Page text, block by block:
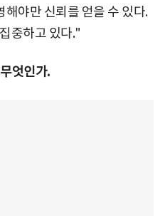
야만 신뢰를 얻을 수 있다.
중하고 있다."
엇인가.